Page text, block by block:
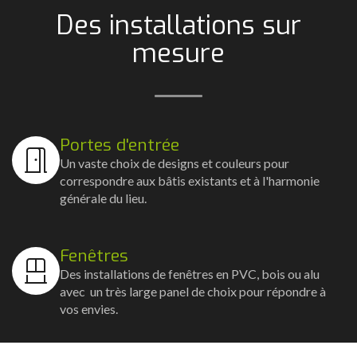
Des installations sur
mesure
Portes d'entrée
Un vaste choix de designs et couleurs pour
correspondre aux bâtis existants et à l'harmonie
générale du lieu.
Fenêtres
Des installations de fenêtres en PVC, bois ou alu
avec un très large panel de choix pour répondre à
vos envies.